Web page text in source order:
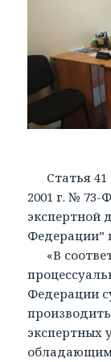
Статья 41
2001 г. № 73-
экспертной
Федерации”
«В
Федерации
экспертных